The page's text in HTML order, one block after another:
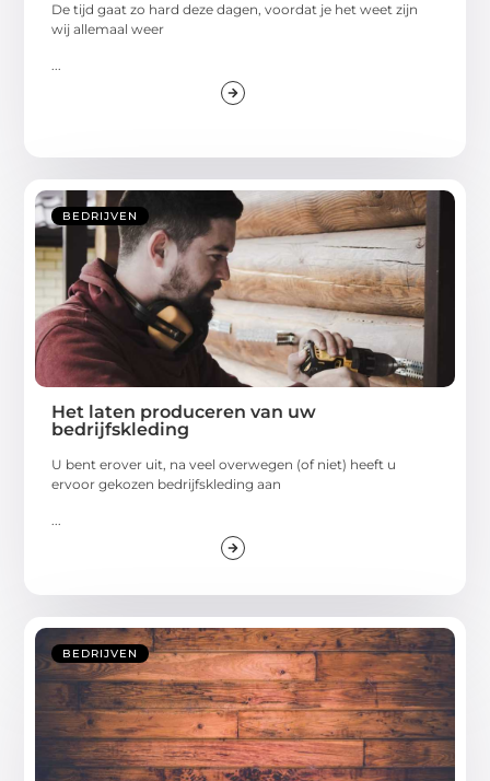
De tijd gaat zo hard deze dagen, voordat je het weet zijn
wij allemaal weer
BEDRIJVEN
Het laten produceren van uw
bedrijfskleding
U bent erover uit, na veel overwegen (of niet) heeft u
ervoor gekozen bedrijfskleding aan
BEDRIJVEN